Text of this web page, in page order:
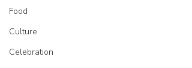
Food
Culture
Celebration